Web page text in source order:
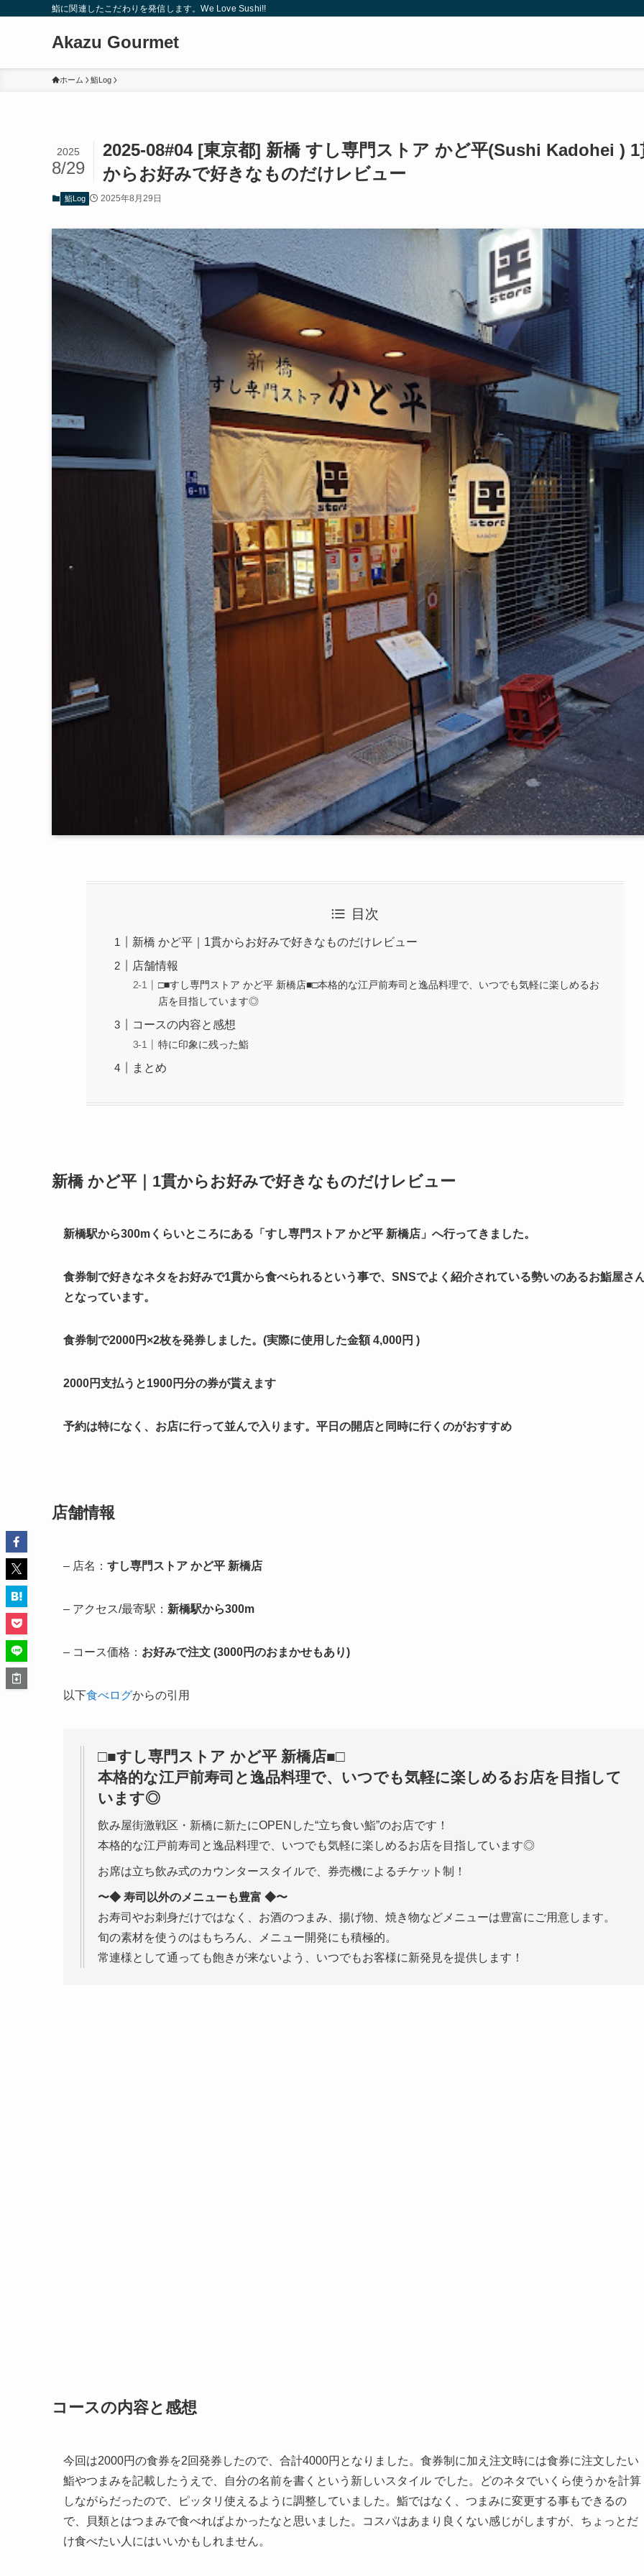
鮨に関連したこだわりを発信します。We Love Sushi!!
Akazu Gourmet
ホーム 鮨Log
2025-08#04 [東京都] 新橋 すし専門ストア かど平(Sushi Kadohei ) 1
からお好みで好きなものだけレビュー
2025
8/29
鮨Log 2025年8月29日
目次
新橋 かど平｜1貫からお好みで好きなものだけレビュー
店舗情報
□■すし専門ストア かど平 新橋店■□本格的な江戸前寿司と逸品料理で、いつでも気軽に楽しめるお
店を目指しています◎
コースの内容と感想
特に印象に残った鮨
まとめ
新橋 かど平｜1貫からお好みで好きなものだけレビュー
新橋駅から300mくらいところにある「すし専門ストア かど平 新橋店」へ行ってきました。
食券制で好きなネタをお好みで1貫から食べられるという事で、SNSでよく紹介されている勢いのあるお鮨屋さ
となっています。
食券制で2000円×2枚を発券しました。(実際に使用した金額 4,000円 )
2000円支払うと1900円分の券が貰えます
予約は特になく、お店に行って並んで入ります。平日の開店と同時に行くのがおすすめ
店舗情報
– 店名： すし専門ストア かど平 新橋店
– アクセス/最寄駅： 新橋駅から300m
– コース価格： お好みで注文 (3000円のおまかせもあり)
以下食べログからの引用
□■すし専門ストア かど平 新橋店■□
本格的な江戸前寿司と逸品料理で、いつでも気軽に楽しめるお店を目指して
います◎
飲み屋街激戦区・新橋に新たにOPENした“立ち食い鮨”のお店です！
本格的な江戸前寿司と逸品料理で、いつでも気軽に楽しめるお店を目指しています◎
お席は立ち飲み式のカウンタースタイルで、券売機によるチケット制！
〜◆ 寿司以外のメニューも豊富 ◆〜
お寿司やお刺身だけではなく、お酒のつまみ、揚げ物、焼き物などメニューは豊富にご用意します。
旬の素材を使うのはもちろん、メニュー開発にも積極的。
常連様として通っても飽きが来ないよう、いつでもお客様に新発見を提供します！
コースの内容と感想
今回は2000円の食券を2回発券したので、合計4000円となりました。食券制に加え注文時には食券に注文したい
鮨やつまみを記載したうえで、自分の名前を書くという新しいスタイル でした。どのネタでいくら使うかを計算
しながらだったので、ピッタリ使えるように調整していました。鮨ではなく、つまみに変更する事もできるの
で、貝類とはつまみで食べればよかったなと思いました。コスパはあまり良くない感じがしますが、ちょっとだ
け食べたい人にはいいかもしれません。